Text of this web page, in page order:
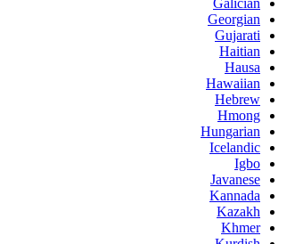
Galician
Georgian
Gujarati
Haitian
Hausa
Hawaiian
Hebrew
Hmong
Hungarian
Icelandic
Igbo
Javanese
Kannada
Kazakh
Khmer